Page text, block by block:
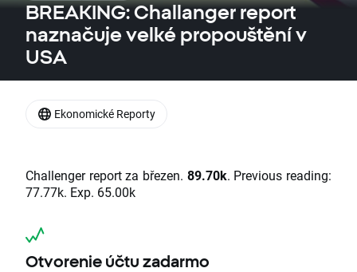
BREAKING: Challanger report
naznačuje velké propouštění v
USA
Challenger report za březen. 89.70k. Previous reading:
77.77k. Exp. 65.00k
Otvorenie účtu zadarmo
Ekonomické Reporty